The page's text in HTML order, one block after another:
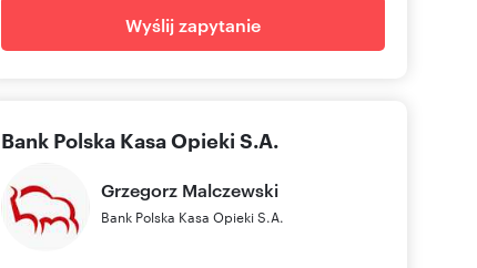
Wyślij zapytanie
Bank Polska Kasa Opieki S.A.
Grzegorz Malczewski
Bank Polska Kasa Opieki S.A.